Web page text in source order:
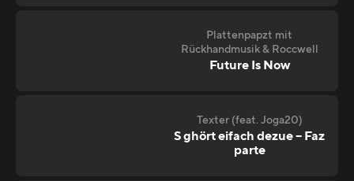
Plattenpapzt mit
Rückhandmusik & Roccwell
Future Is Now
Texter (feat. Joga20)
S ghört eifach dezue – Faz
parte